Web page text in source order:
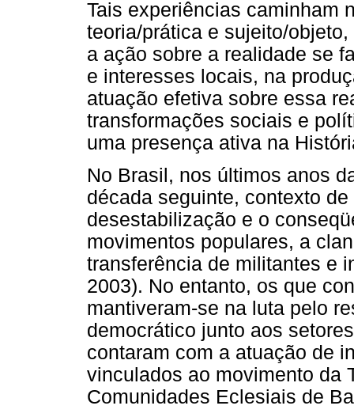
Tais experiências caminham
teoria/prática e sujeito/
a ação sobre a realidade se
e interesses locais, na
atuação efetiva sobre essa
transformações sociais e
uma presença ativa na
No Brasil, nos últimos anos
década seguinte, contexto
desestabilização e o
movimentos populares, a
transferência de militantes e
2003). No entanto, os que
mantiveram-se na luta pelo
democrático junto aos
contaram com a atuação de
vinculados ao movimento da
Comunidades Eclesiais de